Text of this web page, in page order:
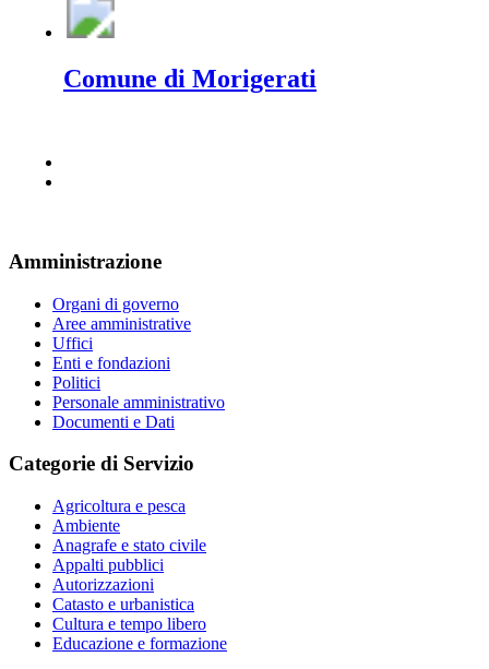
Comune di Morigerati
Amministrazione
Organi di governo
Aree amministrative
Uffici
Enti e fondazioni
Politici
Personale amministrativo
Documenti e Dati
Categorie di Servizio
Agricoltura e pesca
Ambiente
Anagrafe e stato civile
Appalti pubblici
Autorizzazioni
Catasto e urbanistica
Cultura e tempo libero
Educazione e formazione